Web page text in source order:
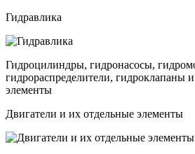
Гидравлика
Гидроцилиндры, гидронасосы,
гидрораспределители, гидроклапаны
элементы
Двигатели и их отдельные элементы